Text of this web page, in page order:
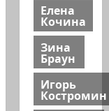
Елена
Кочина
Зина
Браун
Игорь
Костромин